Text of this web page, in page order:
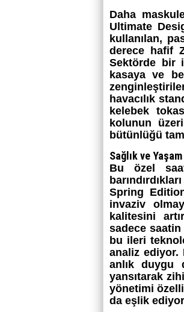
Daha
Ultimate
kullanılan,
derece hafif
Sektörde bir
kasaya ve
havacılık
kelebek
kolunun
bütünlüğü
Sağlık ve
Bu özel
Spring
invaziv
kalitesini
sadece
bu ileri
analiz ediyor.
anlık duygu
yansıtarak
yönetimi
da eşlik